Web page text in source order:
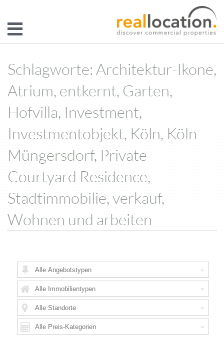
Schlagworte: Architektur-Ikone,
Atrium, entkernt, Garten,
Hofvilla, Investment,
Investmentobjekt, Köln, Köln
Müngersdorf, Private
Courtyard Residence,
Stadtimmobilie, verkauf,
Wohnen und arbeiten